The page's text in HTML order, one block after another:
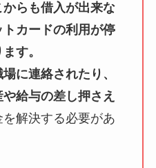
らも借入が出来な
カードの利用が停
す。
に連絡されたり、
給与の差し押さえ
解決する必要があ